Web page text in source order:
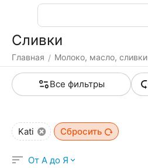
Сливки
Главная / Молоко, масло, сливки
Все фильтры
Kati Сбросить
От А до Я